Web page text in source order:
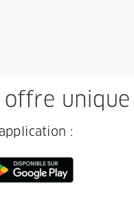
offre unique
: